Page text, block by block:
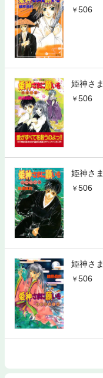
506
姫神さ
506
姫神さ
506
姫神さ
506